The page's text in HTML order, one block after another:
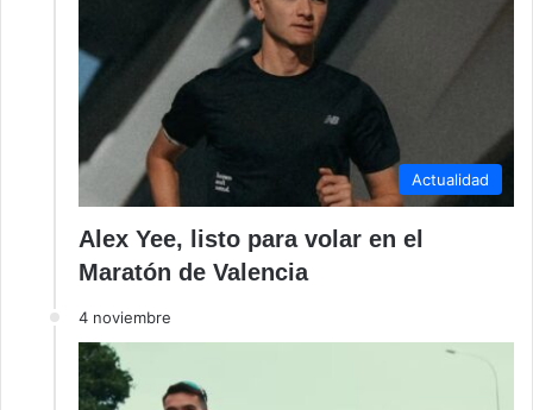
Actualidad
Alex Yee, listo para volar en el
Maratón de Valencia
4 noviembre